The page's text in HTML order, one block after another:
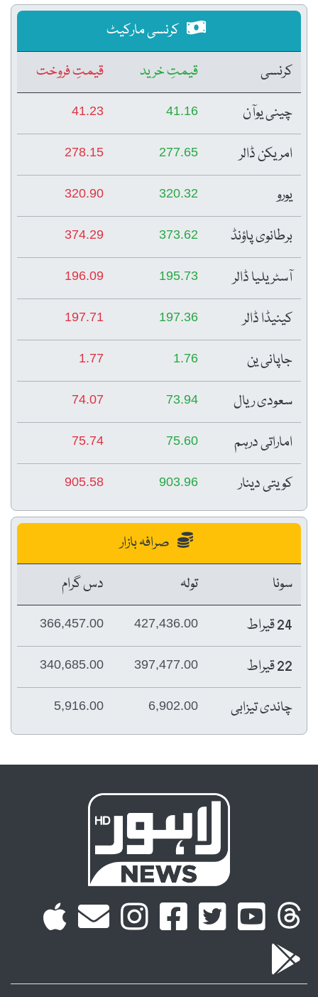
کرنسی مارکیٹ
کرنسی
قیمتِ خرید
قیمتِ فروخت
چینی یوآن
41.16
41.23
امریکن ڈالر 277.65
278.15
یورو 320.32
320.90
برطانوی پاؤنڈ 373.62
374.29
آسٹریلیا ڈالر 195.73
196.09
کینیڈا ڈالر 197.36
197.71
جاپانی ین 1.76
1.77
سعودی ریال 73.94
74.07
اماراتی درہم 75.60
75.74
کویتی دینار 903.96
905.58
صرافہ بازار
سونا
تولہ
دس گرام
24 قیراط
427,436.00
366,457.00
22 قیراط 397,477.00
340,685.00
چاندی تیزابی 6,902.00
5,916.00